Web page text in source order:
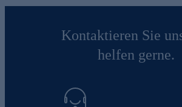
Kontaktieren Sie
helfen gerne.